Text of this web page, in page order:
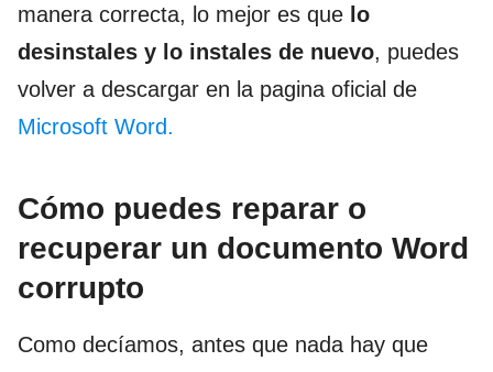
manera correcta, lo mejor es que lo
desinstales y lo instales de nuevo, puedes
volver a descargar en la pagina oficial de
Microsoft Word.
Cómo puedes reparar o
recuperar un documento Word
corrupto
Como decíamos, antes que nada hay que